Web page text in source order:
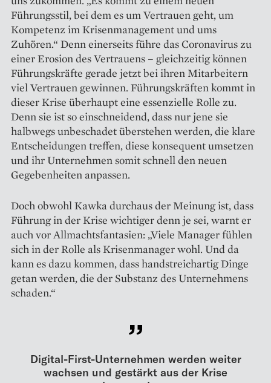
Führungsstil, bei dem es um Vertrauen geht, um
Kompetenz im Krisenmanagement und ums
Zuhören.“ Denn einerseits führe das Coronavirus zu
einer Erosion des Vertrauens – gleichzeitig können
Führungskräfte gerade jetzt bei ihren Mitarbeitern
viel Vertrauen gewinnen. Führungskräften kommt in
dieser Krise überhaupt eine essenzielle Rolle zu.
Denn sie ist so einschneidend, dass nur jene sie
halbwegs unbeschadet überstehen werden, die klare
Entscheidungen treffen, diese konsequent umsetzen
und ihr Unternehmen somit schnell den neuen
Gegebenheiten anpassen.
Doch obwohl Kawka durchaus der Meinung ist, dass
Führung in der Krise wichtiger denn je sei, warnt er
auch vor Allmachtsfantasien: „Viele Manager fühlen
sich in der Rolle als Krisenmanager wohl. Und da
kann es dazu kommen, dass handstreichartig Dinge
getan werden, die der Substanz des Unternehmens
schaden.“
Digital-First-Unternehmen werden weiter
wachsen und gestärkt aus der Krise